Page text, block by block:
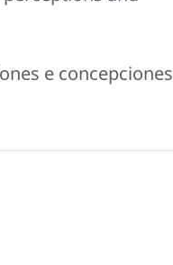
e concepciones